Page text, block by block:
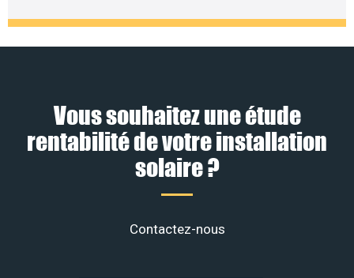
Vous souhaitez une étude
rentabilité de votre installation
solaire ?
Contactez-nous